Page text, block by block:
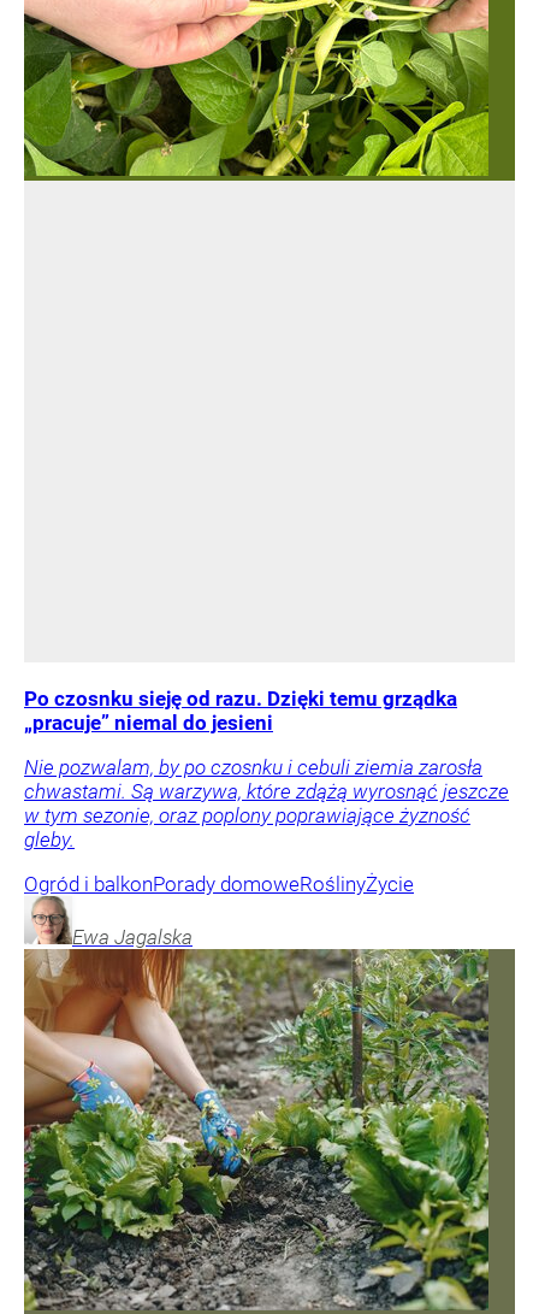
Po czosnku sieję od razu. Dzięki temu grządka
„pracuje” niemal do jesieni
Nie pozwalam, by po czosnku i cebuli ziemia zarosła
chwastami. Są warzywa, które zdążą wyrosnąć jeszcze
w tym sezonie, oraz poplony poprawiające żyzność
gleby.
Ogród i balkonPorady domoweRoślinyŻycie
Ewa Jagalska